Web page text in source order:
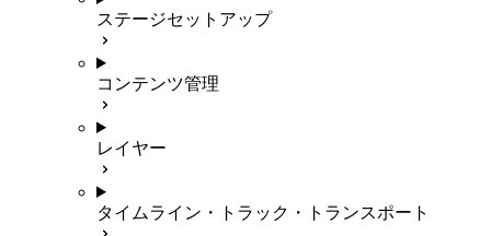
ステージセットアップ
コンテンツ管理
レイヤー
タイムライン・トラック・トランスポート